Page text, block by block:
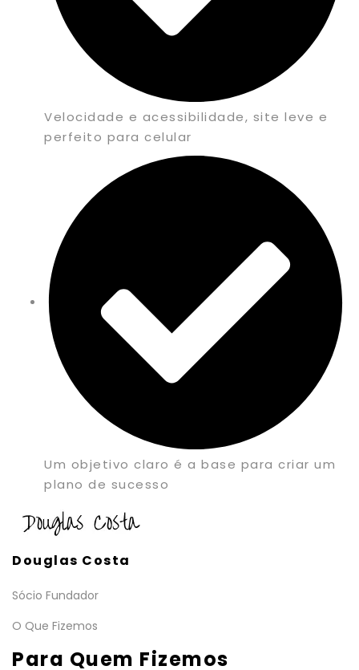
Velocidade e acessibilidade, site leve e
perfeito para celular
Um objetivo claro é a base para criar um
plano de sucesso
Douglas Costa
Sócio Fundador
O Que Fizemos
Para Quem Fizemos